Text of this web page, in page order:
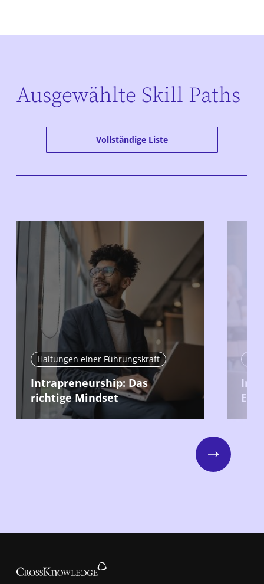
Ausgewählte Skill Paths
Vollständige Liste
Haltungen einer Führungskraft
Intrapreneurship: Das
richtige Mindset
Next